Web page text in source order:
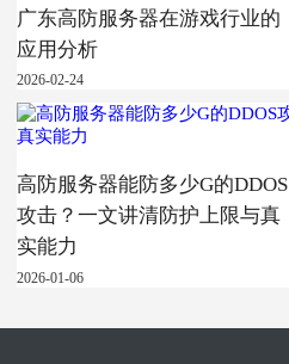
广东高防服务器在游戏行业的
应用分析
2026-02-24
高防服务器能防多少G的DDOS
攻击？一文讲清防护上限与真
实能力
2026-01-06